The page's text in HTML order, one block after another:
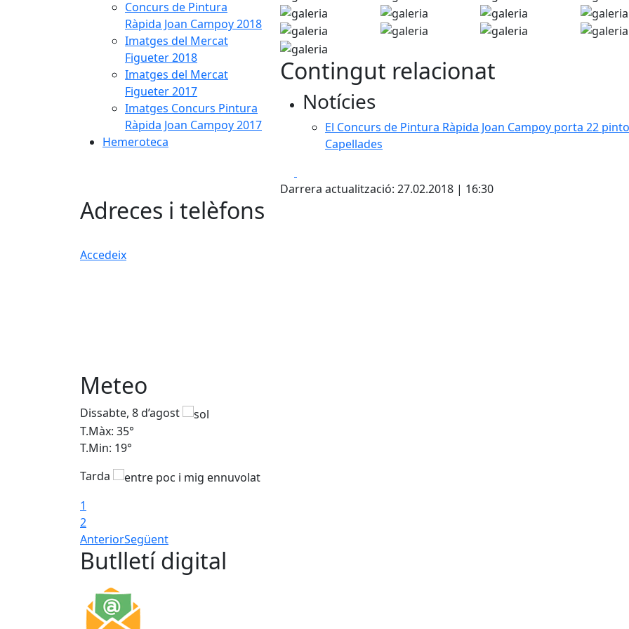
Concurs de Pintura
Ràpida Joan Campoy 2018
Imatges del Mercat
Figueter 2018
Imatges del Mercat
Figueter 2017
Imatges Concurs Pintura
Ràpida Joan Campoy 2017
Hemeroteca
Contingut relacionat
Notícies
El Concurs de Pintura Ràpida Joan Campoy porta 22
Capellades
Darrera actualització: 27.02.2018 | 16:30
Adreces i telèfons
Accedeix
Meteo
Dissabte, 8 d’agost
T.Màx: 35°
T.Min: 19°
Tarda
1
2
AnteriorSegüent
Butlletí digital